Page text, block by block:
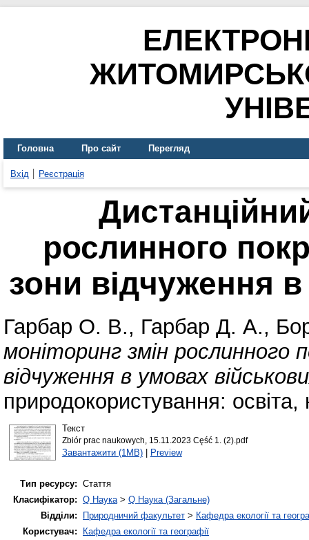
Головна Про сайт Перегляд
Вхід Реєстрація
рослинного
зони відчуження
Гарбар О. В., Гарбар Д. А.,
моніторинг змін рослинного
відчуження в умовах
природокористування:
Текст
Zbiór prac naukowych, 15.11.2023 Cęść 1. (2).pdf
Завантажити (1MB)| Preview
Тип ресурсу: Стаття
Класифікатор: Q Наука> Q Наука (Загальне)
Відділи:
Природничий факультет > Кафедра екології та
Користувач:
Кафедра екології та географії